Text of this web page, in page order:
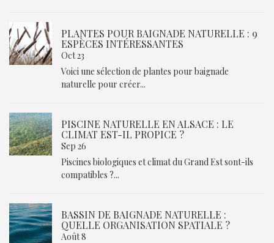
PLANTES POUR BAIGNADE NATURELLE : 9
ESPÈCES INTÉRESSANTES
Oct 23
Voici une sélection de plantes pour baignade
naturelle pour créer...
PISCINE NATURELLE EN ALSACE : LE
CLIMAT EST-IL PROPICE ?
Sep 26
Piscines biologiques et climat du Grand Est sont-ils
compatibles ?...
BASSIN DE BAIGNADE NATURELLE :
QUELLE ORGANISATION SPATIALE ?
Août 8